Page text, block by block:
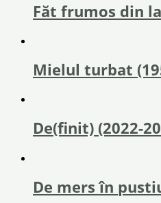
Făt frumos din
Mielul turbat
De(finit) (2022-
De mers în